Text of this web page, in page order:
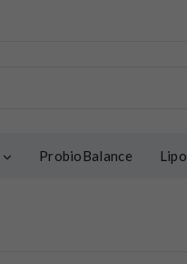
ProbioBalance